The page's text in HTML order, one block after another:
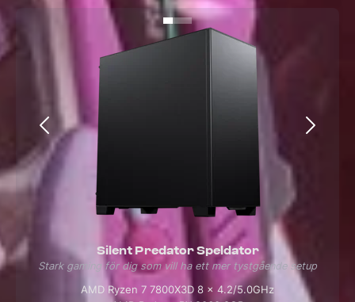
Silent Predator Speldator
Stark gaming för dig som vill ha ett mer tystgående setup
AMD Ryzen 7 7800X3D 8 x 4.2/5.0GHz